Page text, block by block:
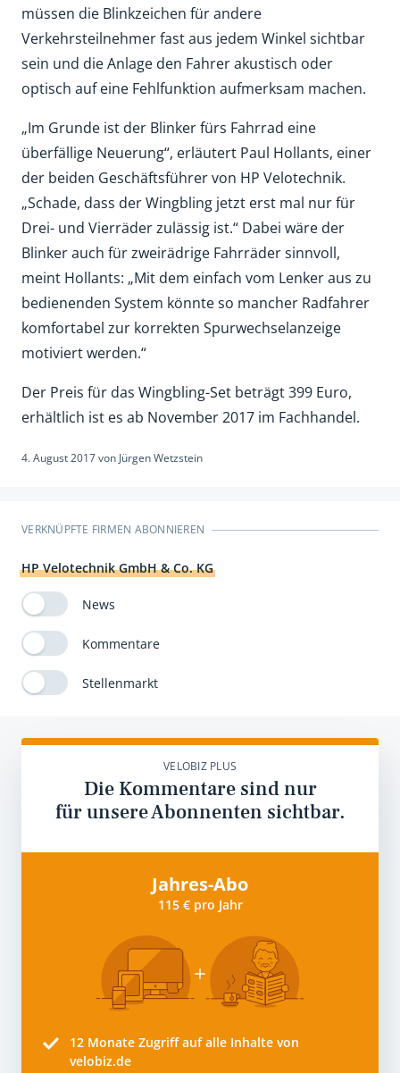
müssen die Blinkzeichen für andere
Verkehrsteilnehmer fast aus jedem Winkel sichtbar
sein und die Anlage den Fahrer akustisch oder
optisch auf eine Fehlfunktion aufmerksam machen.
„Im Grunde ist der Blinker fürs Fahrrad eine
überfällige Neuerung“, erläutert Paul Hollants, einer
der beiden Geschäftsführer von HP Velotechnik.
„Schade, dass der Wingbling jetzt erst mal nur für
Drei- und Vierräder zulässig ist.“ Dabei wäre der
Blinker auch für zweirädrige Fahrräder sinnvoll,
meint Hollants: „Mit dem einfach vom Lenker aus zu
bedienenden System könnte so mancher Radfahrer
komfortabel zur korrekten Spurwechselanzeige
motiviert werden.“
Der Preis für das Wingbling-Set beträgt 399 Euro,
erhältlich ist es ab November 2017 im Fachhandel.
4. August 2017von Jürgen Wetzstein
VERKNÜPFTE FIRMEN ABONNIEREN
HP Velotechnik GmbH & Co. KG
News
Kommentare
Stellenmarkt
VELOBIZ PLUS
Die Kommentare sind nur
für unsere Abonnenten sichtbar.
Jahres-Abo
115 € pro Jahr
12 Monate Zugriff auf alle Inhalte von
velobiz.de